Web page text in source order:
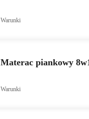
Warunki
Materac piankowy
Warunki